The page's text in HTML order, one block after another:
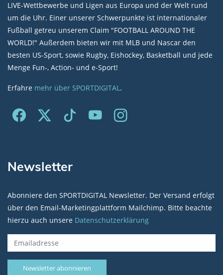
LIVE-Wettbewerbe und Ligen aus Europa und der Welt rund
um die Uhr. Einer unserer Schwerpunkte ist internationaler
Fußball getreu unserem Claim "FOOTBALL AROUND THE
WORLD!" Außerdem bieten wir mit MLB und Nascar den
besten US-Sport, sowie Rugby, Eishockey, Basketball und jede
Menge Fun-, Action- und e-Sport!
Erfahre mehr über SPORTDIGITAL.
Newsletter
Abonniere den SPORTDIGITAL Newsletter. Der Versand erfolgt
über den Email-Marketingplattform Mailchimp. Bitte beachte
hierzu auch unsere Datenschutzerklärung